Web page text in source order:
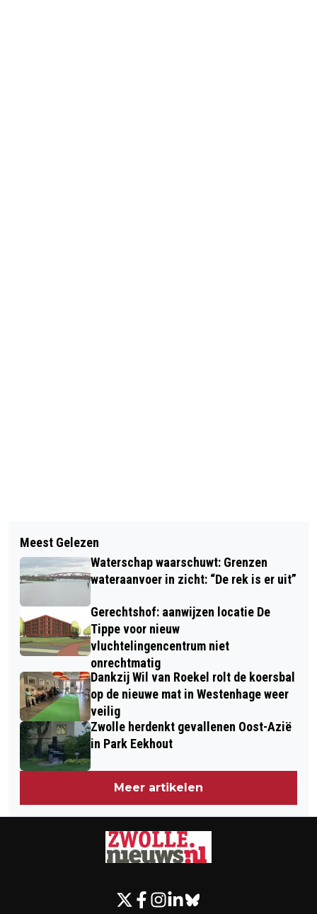
LANDSTEDE HAMMERS ONTVANGT
EREPENNING VOOR SPECIALE
VERDIENSTEN VAN DE STAD ZWOLLE
ZWOLLE BESTRIJDT
EIKENPROCESSIERUPS OM DE HALVE
Meest Gelezen
Waterschap waarschuwt: Grenzen
wateraanvoer in zicht: “De rek is er uit”
Gerechtshof: aanwijzen locatie De
Tippe voor nieuw
vluchtelingencentrum niet
onrechtmatig
Dankzij Wil van Roekel rolt de koersbal
op de nieuwe mat in Westenhage weer
veilig
Zwolle herdenkt gevallenen Oost-Azië
in Park Eekhout
Meer artikelen